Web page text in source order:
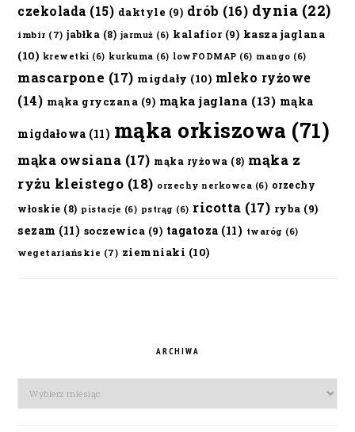
czekolada (15) daktyle (9) drób (16) dynia (22)
imbir (7) jabłka (8) jarmuż (6) kalafior(9) kasza jaglana
(10) krewetki (6) kurkuma (6) lowFODMAP (6) mango (6)
mascarpone (17) migdały (10) mleko ryżowe
(14) mąka gryczana (9) mąka jaglana (13) mąka
migdałowa (11) mąka orkiszowa (71)
mąka owsiana (17) mąka ryżowa (8) mąka z
ryżu kleistego (18) orzechy nerkowca (6) orzechy
włoskie (8) pistacje (6) pstrąg (6) ricotta (17) ryba (9)
sezam (11) soczewica (9) tagatoza (11) twaróg (6)
wegetariańskie (7) ziemniaki (10)
ARCHIWA
Archiwa